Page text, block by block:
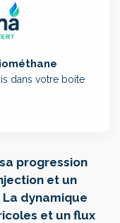
dans votre boite
progression
et un
dynamique
et un flux